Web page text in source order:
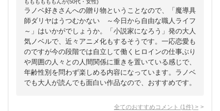
ももももももんが(50代・女性)
ラノベ好きさんへの贈り物ということなので、「魔導具
師ダリヤはうつむかない ～今日から自由な職人ライフ
～」はいかがでしょうか。「小説家になろう」発の大人
気ノベルで、近々アニメ化もするそうです。一応恋愛も
のですが今の段階では自立して働くヒロインの仕事ぶり
や周囲の人々との人間関係に重きを置いている感じで、
年齢性別を問わず楽しめる内容になっています。ラノベ
でも大人が読んでも面白い作品なので、おすすめです。
全てのおすすめコメント (1 件) >